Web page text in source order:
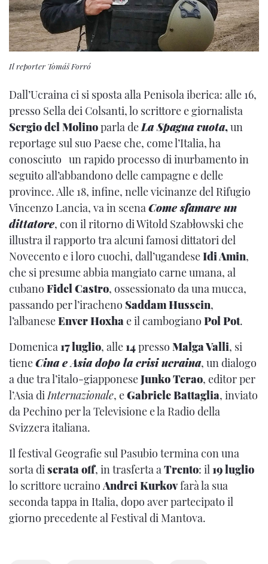
Il reporter Tomáš Forró
Dall’Ucraina ci si sposta alla Penisola iberica: alle 16,
presso Sella dei Colsanti, lo scrittore e giornalista
Sergio del Molinoparla deLa Spagna vuota,un
reportage sul suo Paese che, come l’Italia, ha
conosciuto un rapido processo di inurbamento in
seguito all’abbandono delle campagne e delle
province. Alle 18, infine, nelle vicinanze del Rifugio
Vincenzo Lancia, va in scenaCome sfamare un
dittatore, con il ritorno di Witold Szabłowski che
illustra il rapporto tra alcuni famosi dittatori del
Novecento e i loro cuochi, dall’ugandeseIdi Amin,
che si presume abbia mangiato carne umana, al
cubano Fidel Castro, ossessionato da una mucca,
passando per l’iracheno Saddam Hussein,
l’albaneseEnver Hoxhae il cambogiano Pol Pot.
Domenica17 luglio, alle14presso Malga Valli, si
tieneCina e Asia dopo la crisi ucraina, un dialogo
a due tra l’italo-giapponeseJunko Terao, editor per
l’Asia diInternazionale, eGabriele Battaglia, inviato
da Pechino per la Televisione e la Radio della
Svizzera italiana.
Il festival Geografie sul Pasubio termina con una
sorta diserata off, in trasferta aTrento: il19 luglio
lo scrittore ucrainoAndrei Kurkovfarà la sua
seconda tappa in Italia, dopo aver partecipato il
giorno precedente al Festival di Mantova.